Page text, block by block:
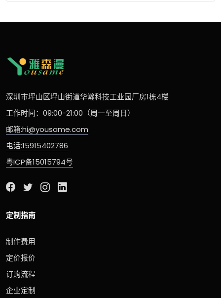
深圳市坪山区坪山街道华瀚科技工业园厂房1栋4楼
工作时间：09:00-21:00（周一至周日）
邮箱:hi@yousame.com
电话:15915402786
粤ICP备15015794号
定制指南
制作费用
定价报价
订购流程
企业定制